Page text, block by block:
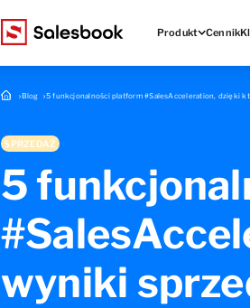
Produkt Cennik
Blog 5 funkcjonalności platform #SalesAcceleration, dzięki
SPRZEDAŻ
5
wyniki